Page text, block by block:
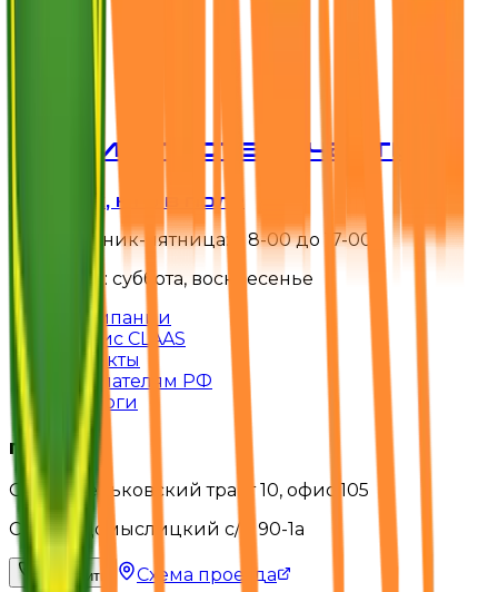
Агроимпортзапчасть
Для тех, кто в поле
понедельник-пятница: с 8-00 до 17-00
выходной: суббота, воскресенье
О компании
Сервис CLAAS
Контакты
Покупателям РФ
Каталоги
г. Минск
Офис: Меньковский тракт 10, офис 105
Склад: Щомыслицкий с/с, 90-1а
Позвонить Схема проезда